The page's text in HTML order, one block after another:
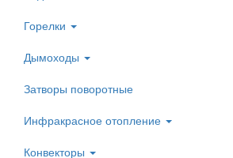
Горелки
Дымоходы
Затворы поворотные
Инфракрасное отопление
Конвекторы